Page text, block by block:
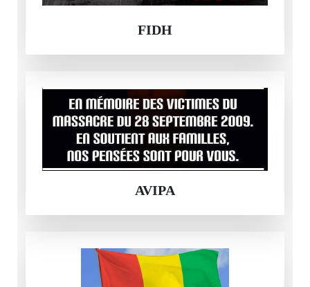
FIDH
AVIPA